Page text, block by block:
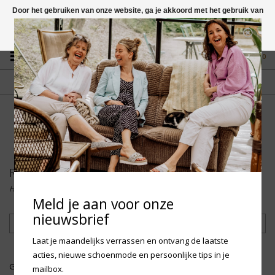
Vragen? App naar +31 58 250 1503
0
GRATIS VERZENDING NL
Vanaf € 75,-
FYSIEKE WINKEL
in Mantgum (frl)
fdad
Regenlaarzen
Home
Filteren
Geen producten gevonden!...
Door het gebruiken van onze website, ga je akkoord met het gebruik van
cookies om onze website te verbeteren.
Dit bericht verbergen
Meer over cookies »
Meld je aan voor onze
nieuwsbrief
Laat je maandelijks verrassen en ontvang de laatste
acties, nieuwe schoenmode en persoonlijke tips in je
mailbox.